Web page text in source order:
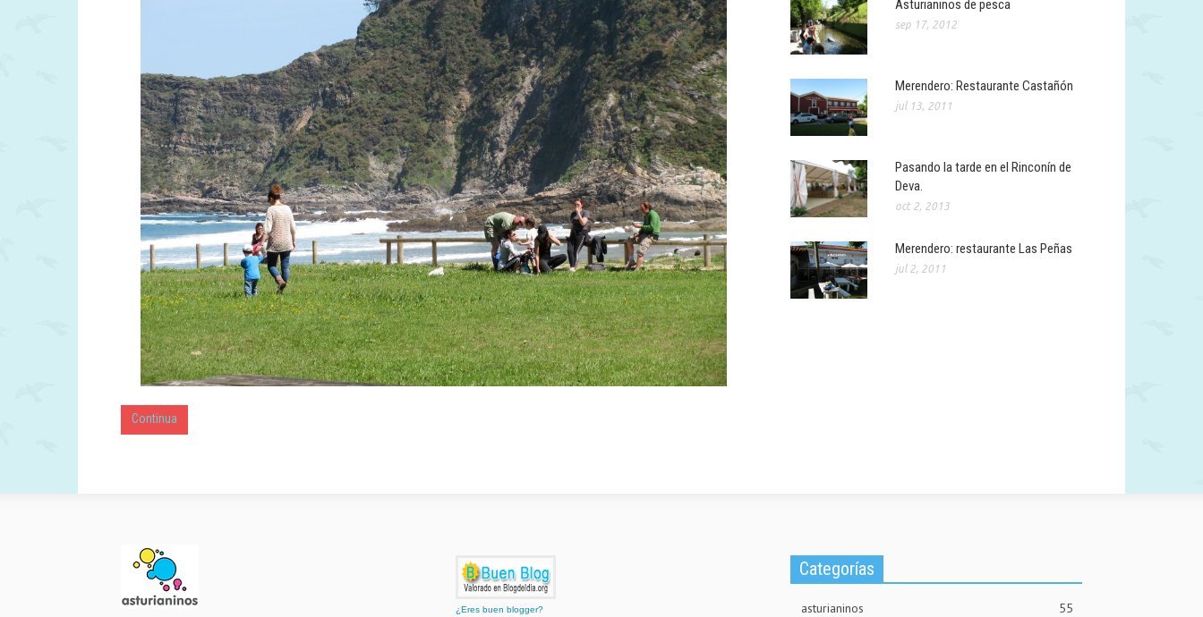
Continua
Asturianinos de pesca
sep 17, 2012
Merendero: Restaurante Castañón
jul 13, 2011
Pasando la tarde en el Rinconín de
Deva.
oct 2, 2013
Merendero: restaurante Las Peñas
jul 2, 2011
¿Eres buen blogger?
Categorías
asturianinos 55